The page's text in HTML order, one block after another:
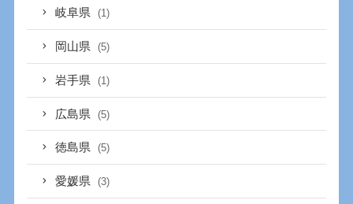
岐阜県 (1)
岡山県 (5)
岩手県 (1)
広島県 (5)
徳島県 (5)
愛媛県 (3)